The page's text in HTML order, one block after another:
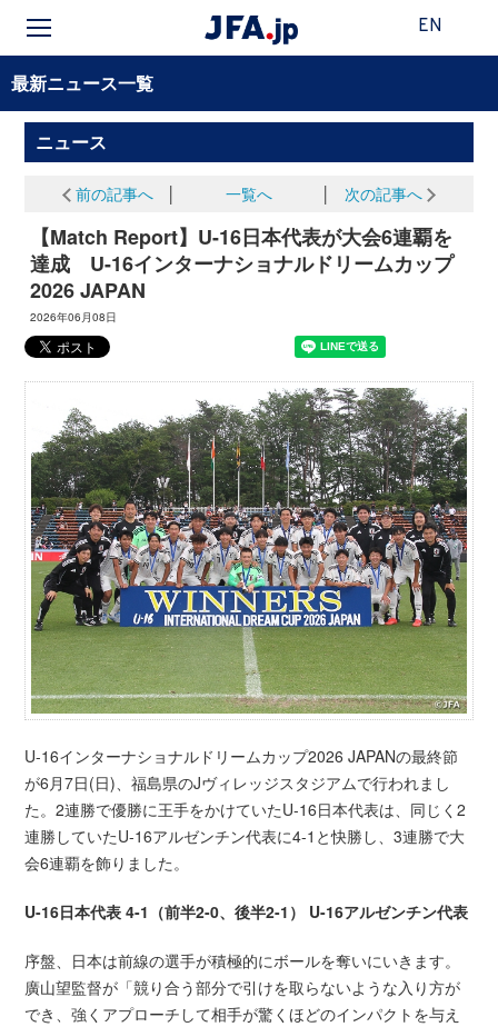
EN
最新ニュース一覧
ニュース
前の記事へ 一覧へ 次の記事へ
【Match Report】U-16日本代表が大会6連覇を
達成 U-16インターナショナルドリームカップ
2026 JAPAN
2026年06月08日
U-16インターナショナルドリームカップ2026 JAPANの最終節
が6月7日(日)、福島県のJヴィレッジスタジアムで行われまし
た。2連勝で優勝に王手をかけていたU-16日本代表は、同じく2
連勝していたU-16アルゼンチン代表に4-1と快勝し、3連勝で大
会6連覇を飾りました。
U-16日本代表 4-1（前半2-0、後半2-1） U-16アルゼンチン代表
序盤、日本は前線の選手が積極的にボールを奪いにいきます。
廣山望監督が「競り合う部分で引けを取らないような入り方が
でき、強くアプローチして相手が驚くほどのインパクトを与え